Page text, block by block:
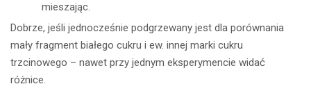
mieszając.
Dobrze, jeśli jednocześnie podgrzewany jest dla porównania
mały fragment białego cukru i ew. innej marki cukru
trzcinowego – nawet przy jednym eksperymencie widać
różnice.